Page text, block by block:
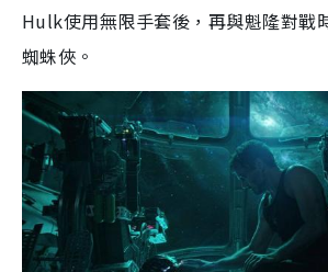
Hulk使用無限手套後，再與魁隆對戰
蜘蛛俠。